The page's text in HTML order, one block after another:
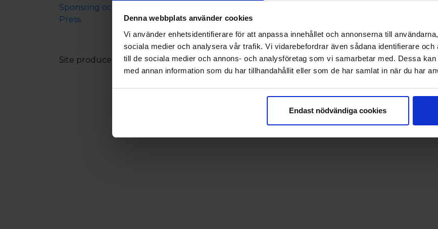
Denna webbplats använder cookies
Vi använder enhetsidentifierare för att anpassa innehållet och annonserna till
sociala medier och analysera vår trafik. Vi vidarebefordrar även sådana identifierare och
till de sociala medier och annons- och analysföretag som vi samarbetar med. Dessa
med annan information som du har tillhandahållit eller som de har samlat in när du har
Endast nödvändiga cookies
Sponsring och samarbeten
Press
Site produced by Visit Groupwith Citybreak™ Information & Reservation System.